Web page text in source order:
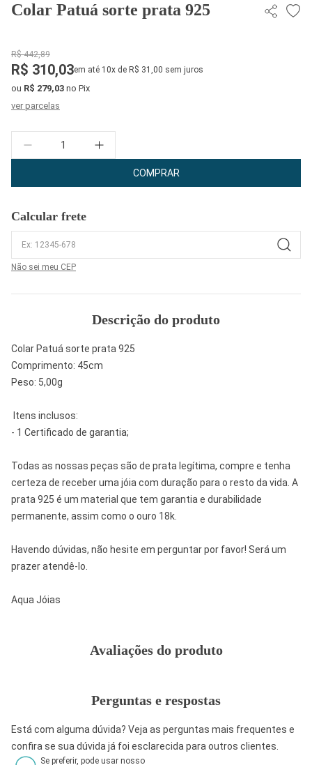
Colar Patuá sorte prata 925
R$ 442,89
R$ 310,03em até 10x de R$ 31,00 sem juros
ou R$ 279,03 no Pix
ver parcelas
Quantidade
COMPRAR
Calcular frete
Não sei meu CEP
Descrição do produto
Colar Patuá sorte prata 925
Comprimento: 45cm
Peso: 5,00g
Itens inclusos:
- 1 Certificado de garantia;
Todas as nossas peças são de prata legítima, compre e tenha
certeza de receber uma jóia com duração para o resto da vida. A
prata 925 é um material que tem garantia e durabilidade
permanente, assim como o ouro 18k.
Havendo dúvidas, não hesite em perguntar por favor! Será um
prazer atendê-lo.
Aqua Jóias
Avaliações do produto
Perguntas e respostas
Está com alguma dúvida? Veja as perguntas mais frequentes e
confira se sua dúvida já foi esclarecida para outros clientes.
Se preferir, pode usar nosso